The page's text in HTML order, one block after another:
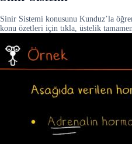
Sinir Sistemi konusunu Kunduz’la
konu özetleri için tıkla, üstelik